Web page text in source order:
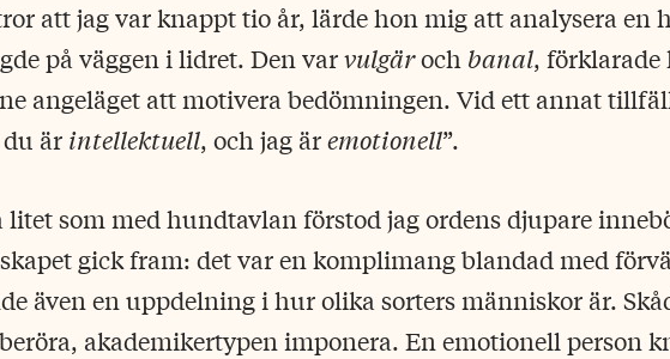
att jag var knappt tio år, lärde hon mig att analysera en
på väggen i lidret. Den varvulgäroch banal, förklarade
angeläget att motivera bedömningen. Vid ett annat
är intellektuell, och jag äremotionell”.
litet som med hundtavlan förstod jag ordens djupare
gick fram: det var en komplimang blandad med
även en uppdelning i hur olika sorters människor är.
akademikertypen imponera. En emotionell person